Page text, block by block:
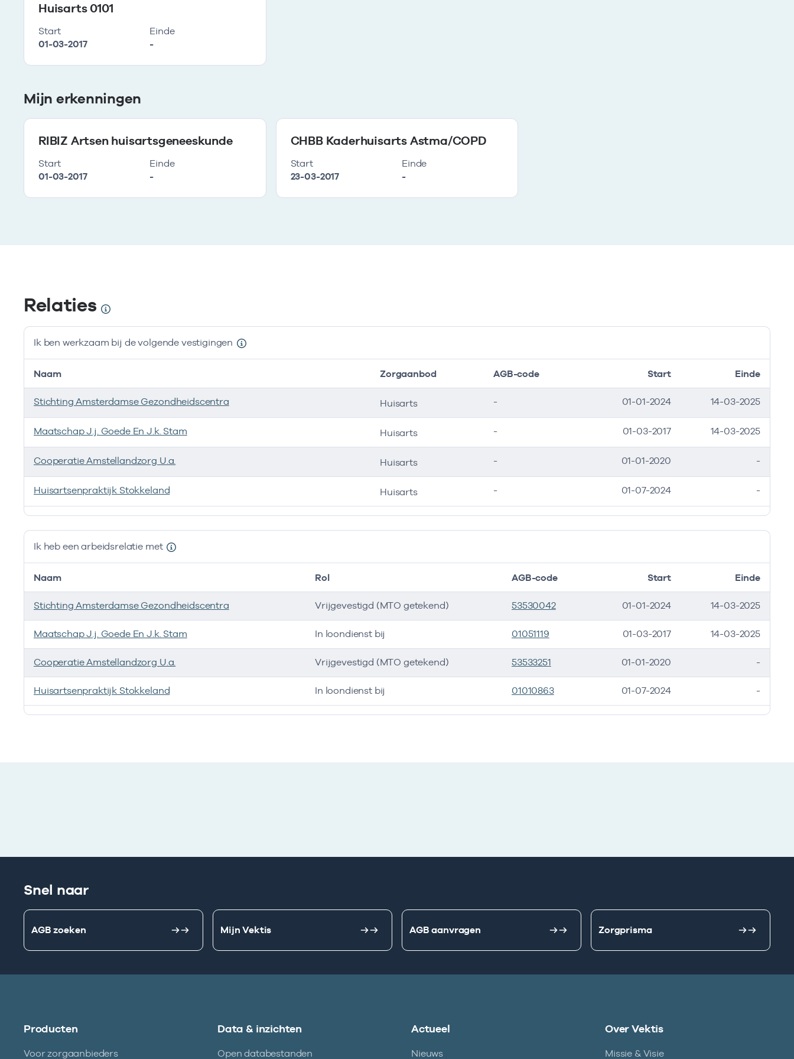
Huisarts 0101
Start
01-03-2017
Einde
-
Mijn erkenningen
RIBIZ Artsen huisartsgeneeskunde
Start
01-03-2017
Einde
-
CHBB Kaderhuisarts Astma/COPD
Start
23-03-2017
Einde
-
Relaties
Ik ben werkzaam bij de volgende vestigingen
Ik ben werkzaam bij de volgende vestigingen
Naam Zorgaanbod AGB-code Start Einde
Stichting Amsterdamse Gezondheidscentra Huisarts - 01-01-2024 14-03-2025
Maatschap J.j. Goede En J.k. Stam Huisarts - 01-03-2017 14-03-2025
Cooperatie Amstellandzorg U.a. Huisarts - 01-01-2020 -
Huisartsenpraktijk Stokkeland Huisarts - 01-07-2024 -
Ik heb een arbeidsrelatie met
Ik heb een arbeidsrelatie met
Naam Rol AGB-code Start Einde
Stichting Amsterdamse Gezondheidscentra Vrijgevestigd (MTO getekend) 53530042 01-01-2024 14-03-2025
Maatschap J.j. Goede En J.k. Stam In loondienst bij 01051119 01-03-2017 14-03-2025
Cooperatie Amstellandzorg U.a. Vrijgevestigd (MTO getekend) 53533251 01-01-2020 -
Huisartsenpraktijk Stokkeland In loondienst bij 01010863 01-07-2024 -
Snel naar
AGB zoeken Mijn Vektis AGB aanvragen Zorgprisma
Producten
Voor zorgaanbieders
Data & inzichten
Open databestanden
Actueel
Nieuws
Over Vektis
Missie & Visie